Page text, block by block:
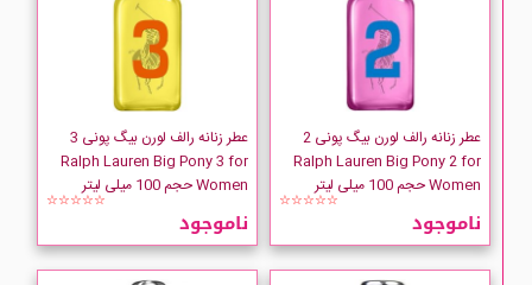
عطر زنانه رالف لورن بیگ پونی 2
Ralph Lauren Big Pony 2 for
Women حجم 100 میلی لیتر
☆☆☆☆☆
ناموجود
عطر زنانه رالف لورن بیگ پونی 3
Ralph Lauren Big Pony 3 for
Women حجم 100 میلی لیتر
☆☆☆☆☆
ناموجود